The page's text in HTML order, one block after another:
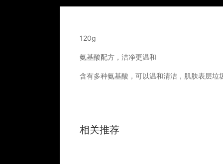
120g
氨基酸配方，洁净更温和
含有多种氨基酸，可以温和清洁，肌肤表层
相关推荐